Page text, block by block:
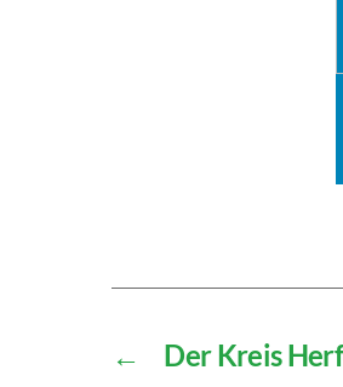
← Der Kreis